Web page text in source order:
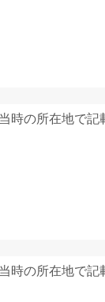
時の所在地で記
時の所在地で記